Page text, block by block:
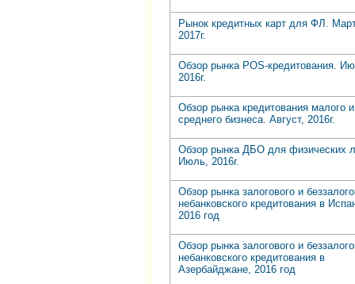
Рынок кредитных карт для ФЛ.
2017г.
Обзор рынка POS-кредитования.
2016г.
Обзор рынка кредитования малого и
среднего бизнеса. Август, 2016г.
Обзор рынка ДБО для физических
Июль, 2016г.
Обзор рынка залогового и
небанковского кредитования в
2016 год
Обзор рынка залогового и
небанковского кредитования в
Азербайджане, 2016 год